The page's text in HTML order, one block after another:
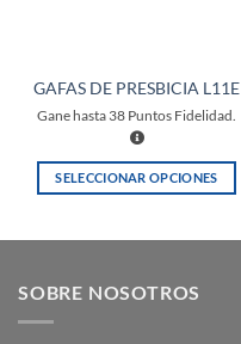
GAFAS DE PRESBICIA L11E
Gane hasta 38 Puntos Fidelidad.
SELECCIONAR OPCIONES
variantes.
SOBRE NOSOTROS